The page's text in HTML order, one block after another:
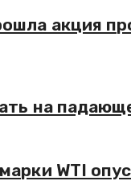
акция
на
WTI